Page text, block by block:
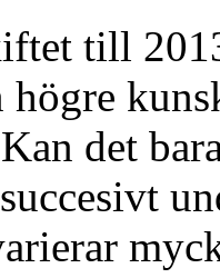
till
högre
det